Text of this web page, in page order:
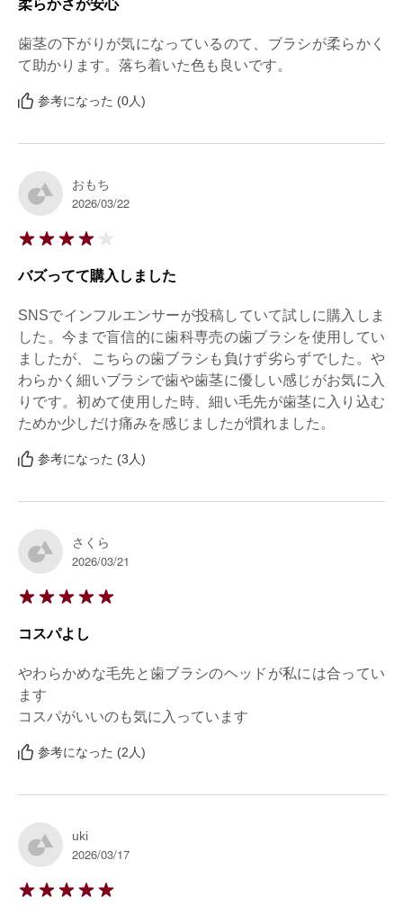
柔らかさが安心
歯茎の下がりが気になっているのて、ブラシが柔らかく
て助かります。落ち着いた色も良いです。
参考になった (0人)
おもち
2026/03/22
バズってて購入しました
SNSでインフルエンサーが投稿していて試しに購入しま
した。今まで盲信的に歯科専売の歯ブラシを使用してい
ましたが、こちらの歯ブラシも負けず劣らずでした。や
わらかく細いブラシで歯や歯茎に優しい感じがお気に入
りです。初めて使用した時、細い毛先が歯茎に入り込む
ためか少しだけ痛みを感じましたが慣れました。
参考になった (3人)
さくら
2026/03/21
コスパよし
やわらかめな毛先と歯ブラシのヘッドが私には合ってい
ます
コスパがいいのも気に入っています
参考になった (2人)
uki
2026/03/17